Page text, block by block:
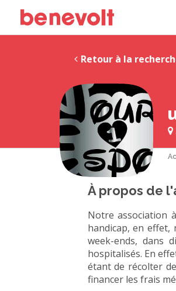
Retour à la
À propos de
Notre association
handicap, en
week-ends, dans
hospitalisés. En
étant de récolter
financer les frais